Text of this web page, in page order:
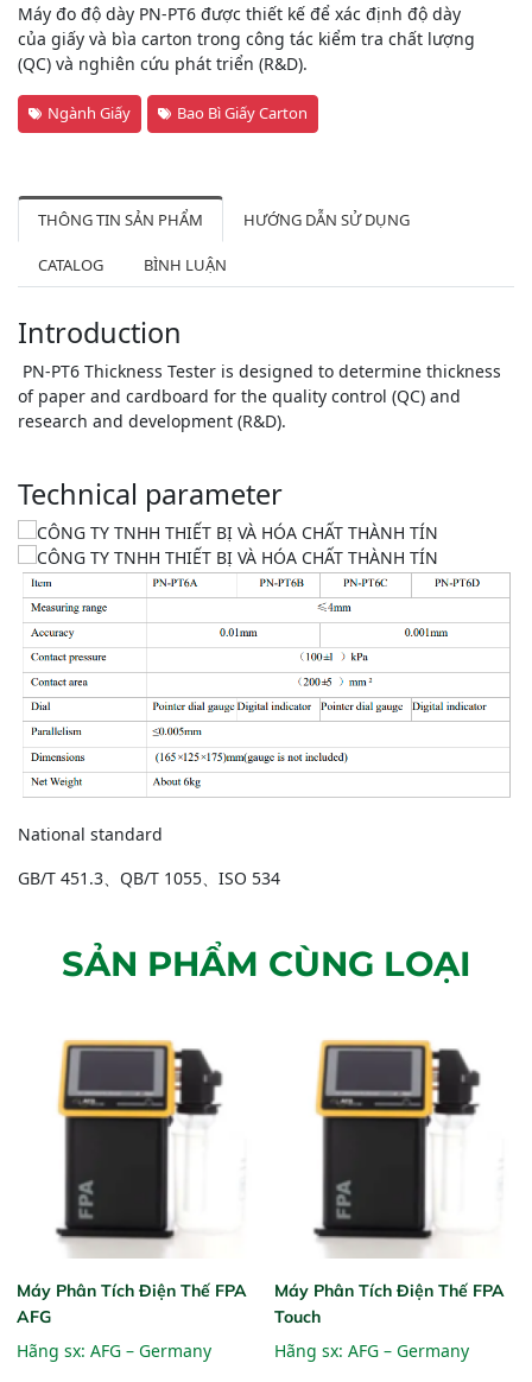
Máy đo độ dày PN-PT6 được thiết kế để xác định độ dày
của giấy và bìa carton trong công tác kiểm tra chất lượng
(QC) và nghiên cứu phát triển (R&D).
Ngành Giấy Bao Bì Giấy Carton
THÔNG TIN SẢN PHẨM HƯỚNG DẪN SỬ DỤNG
CATALOG BÌNH LUẬN
Introduction
PN-PT6 Thickness Tester is designed to determine thickness
of paper and cardboard for the quality control (QC) and
research and development (R&D).
Technical parameter
National standard
GB/T 451.3、QB/T 1055、ISO 534
SẢN PHẨM CÙNG LOẠI
Máy Phân Tích Điện Thế FPA
AFG
Hãng sx: AFG – Germany
Máy Phân Tích Điện Thế FPA
Touch
Hãng sx: AFG – Germany